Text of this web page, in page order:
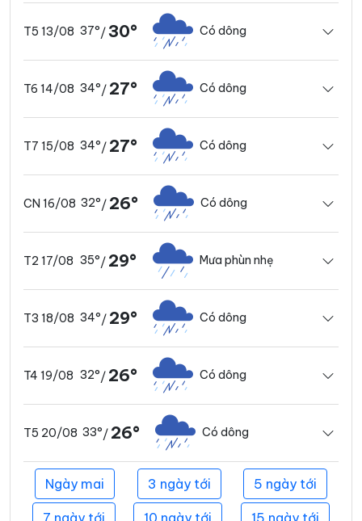
T5 13/08 37°/30° Có dông
T6 14/08 34°/ 27° Có dông
T7 15/08 34°/ 27° Có dông
CN 16/08 32°/ 26° Có dông
T2 17/08 35°/ 29° Mưa phùn nhẹ
T3 18/08 34°/ 29° Có dông
T4 19/08 32°/ 26° Có dông
T5 20/08 33°/ 26° Có dông
Ngày mai 3 ngày tới 5 ngày tới
7 ngày tới 10 ngày tới 15 ngày tới